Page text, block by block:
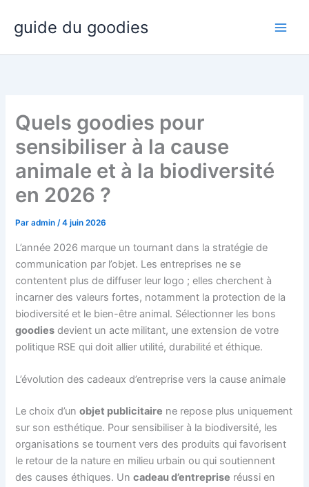
contenu
guide du goodies
Quels goodies pour
sensibiliser à la cause
animale et à la biodiversité
en 2026 ?
Paradmin/4 juin 2026
L’année 2026 marque un tournant dans la stratégie de
communication par l’objet. Les entreprises ne se
contentent plus de diffuser leur logo ; elles cherchent à
incarner des valeurs fortes, notamment la protection de la
biodiversité et le bien-être animal. Sélectionner les bons
goodies devient un acte militant, une extension de votre
politique RSE qui doit allier utilité, durabilité et éthique.
L’évolution des cadeaux d’entreprise vers la cause animale
Le choix d’unobjet publicitaire ne repose plus uniquement
sur son esthétique. Pour sensibiliser à la biodiversité, les
organisations se tournent vers des produits qui favorisent
le retour de la nature en milieu urbain ou qui soutiennent
des causes éthiques. Uncadeau d’entreprise réussi en